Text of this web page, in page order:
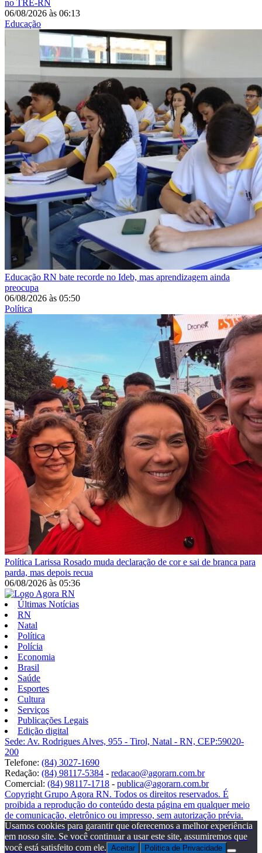
no TRE-RN
06/08/2026 às 06:13
Educação
Educação RN bate recorde no Ideb, mas aprendizagem ainda
preocupa
06/08/2026 às 05:50
Política
Política Larissa Rosado muda declaração de cor e sai de branca para
parda, mas depois recua
06/08/2026 às 05:36
Últimas Notícias
RN
Natal
Política
Polícia
Economia
Brasil
Saúde
Esportes
Cultura
Serviços
Publicações Legais
Edição digital
Sede: Av. Rodrigues Alves, 955 - Tirol, Natal - RN, CEP:59020-
200
Telefone: (84) 3027-1690
Redação: (84) 98117-5384 - redacao@agorarn.com.br
Comercial: (84) 98117-1718 - publica@agorarn.com.br
Copyright Grupo Agora RN. Todos os direitos reservados. É
proibida a reprodução do conteúdo desta página em qualquer meio
de comunicação, eletrônico ou impresso, sem autorização prévia.
Usamos cookies para garantir que oferecemos a melhor experiência
em nosso site. Se você continuar a usar este site, assumiremos que
você está satisfeito com ele. Aceitar Politica de Privacidade